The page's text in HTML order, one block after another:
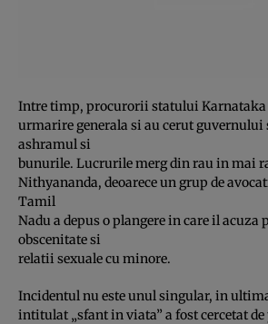
Intre timp, procurorii statului Karnataka
urmarire generala si au cerut guvernului
ashramul si
bunurile. Lucrurile merg din rau in mai
Nithyananda, deoarece un grup de
Tamil
Nadu a depus o plangere in care il acuza
obscenitate si
relatii sexuale cu minore.
Incidentul nu este unul singular, in
intitulat „sfant in viata” a fost cercetat